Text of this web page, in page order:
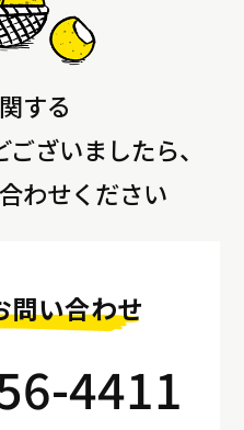
する
ざいましたら、
わせください
問い合わせ
4411